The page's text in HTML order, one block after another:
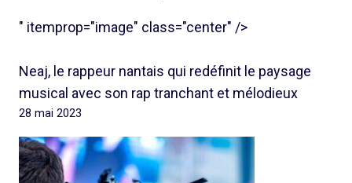
" itemprop="image" class="center" />
Neaj, le rappeur nantais qui redéfinit le paysage
musical avec son rap tranchant et mélodieux
28 mai 2023